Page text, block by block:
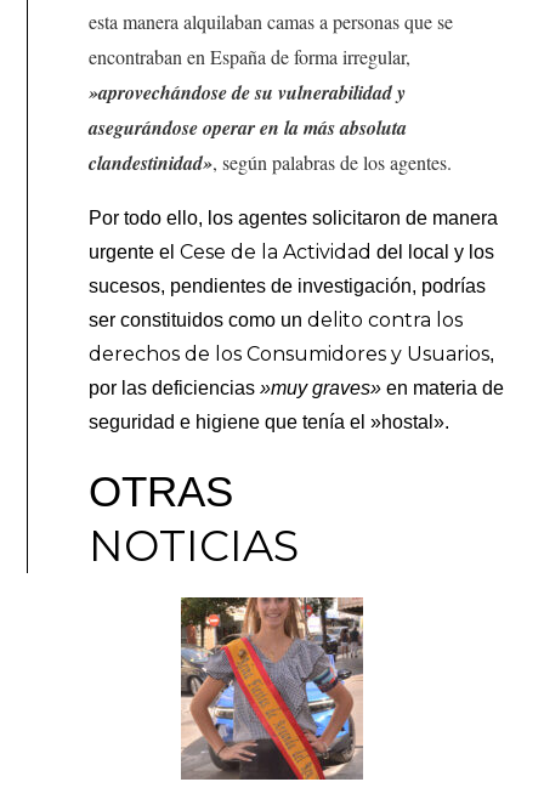
esta manera alquilaban camas a personas que se
encontraban en España de forma irregular,
»aprovechándose de su vulnerabilidad y
asegurándose operar en la más absoluta
clandestinidad», según palabras de los agentes.
Por todo ello, los agentes solicitaron de manera
urgente elCese de la Actividad del local y los
sucesos, pendientes de investigación, podrías
ser constituidos como undelito contra los
derechos de los Consumidores y Usuarios,
por las deficiencias»muy graves» en materia de
seguridad e higiene que tenía el »hostal».
OTRAS
NOTICIAS